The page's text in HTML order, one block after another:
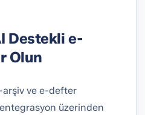
Destekli e-
Olun
ve e-defter
üzerinden